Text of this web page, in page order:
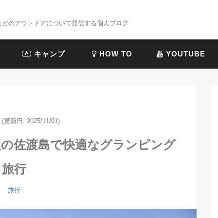
のアウトドアについて発信する個人ブログ
キャンプ HOW TO YOUTUBE
(更新日: 2025/11/01)
佐渡島で快適なグランピング
旅行
旅行